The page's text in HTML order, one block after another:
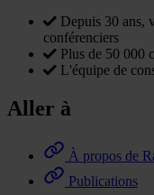
Depuis 30 ans,
conférenciers
Plus de 50 000
L'équipe de
Aller à
À propos de
Publications